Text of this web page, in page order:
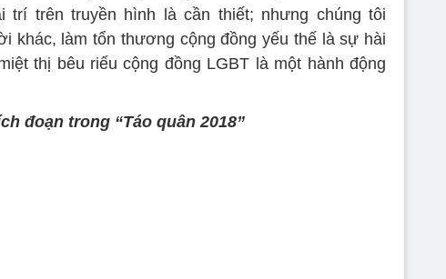
trí trên truyền hình là cần thiết; nhưng chúng tôi
khác, làm tổn thương cộng đồng yếu thế là sự hài
thị bêu riếu cộng đồng LGBT là một hành động
đoạn trong “Táo quân 2018”